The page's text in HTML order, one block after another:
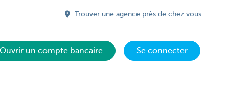
Trouver une agence près de chez vous
Ouvrir un compte bancaire Se connecter